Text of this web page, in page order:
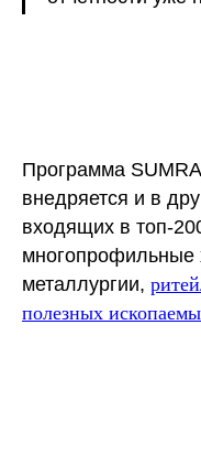
Программа
внедряется и в
входящих в топ-
многопрофильные
металлургии,
полезных